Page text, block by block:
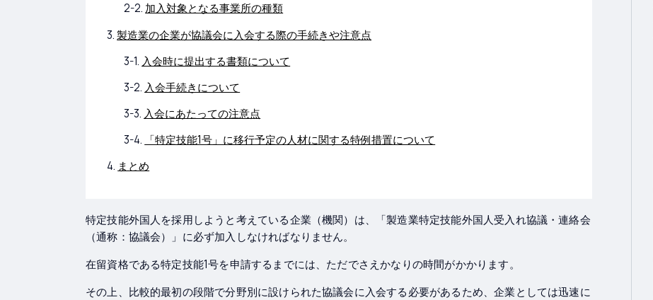
加入対象となる事業所の種類
製造業の企業が協議会に入会する際の手続きや注意点
入会時に提出する書類について
入会手続きについて
入会にあたっての注意点
「特定技能1号」に移行予定の人材に関する特例措置について
まとめ
特定技能外国人を採用しようと考えている企業（機関）は、「製造業特定技能外国人受入れ協議・連絡会
（通称：協議会）」に必ず加入しなければなりません。
在留資格である特定技能1号を申請するまでには、ただでさえかなりの時間がかかります。
その上、比較的最初の段階で分野別に設けられた協議会に入会する必要があるため、企業としては迅速に